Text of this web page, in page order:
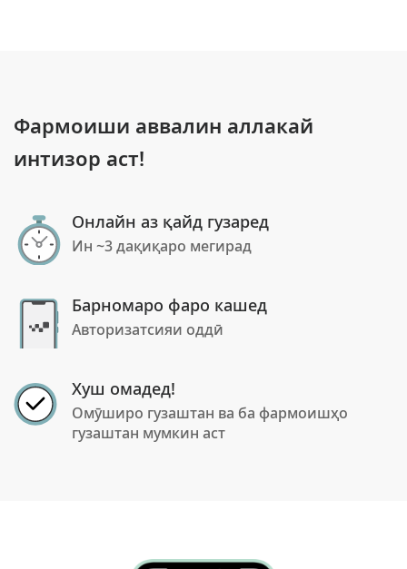
Фармоиши аввалин аллакай
интизор аст!
Онлайн аз қайд гузаред
Ин ~3 дақиқаро мегирад
Барномаро фаро кашед
Авторизатсияи оддӣ
Хуш омадед!
Омӯширо гузаштан ва ба фармоишҳо
гузаштан мумкин аст